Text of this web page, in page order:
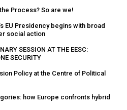
Process? So are we!
EU Presidency begins with broad
social action
SESSION AT THE EESC:
SECURITY
Policy at the Centre of Political
how Europe confronts hybrid